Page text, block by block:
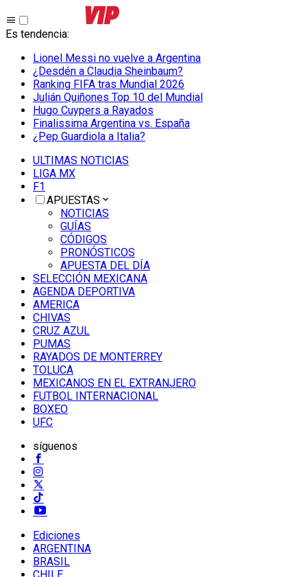
Es tendencia:
Lionel Messi no vuelve a Argentina
¿Desdén a Claudia Sheinbaum?
Ranking FIFA tras Mundial 2026
Julián Quiñones Top 10 del Mundial
Hugo Cuypers a Rayados
Finalissima Argentina vs. España
¿Pep Guardiola a Italia?
ULTIMAS NOTICIAS
LIGA MX
F1
APUESTAS
NOTICIAS
GUÍAS
CÓDIGOS
PRONÓSTICOS
APUESTA DEL DÍA
SELECCIÓN MEXICANA
AGENDA DEPORTIVA
AMERICA
CHIVAS
CRUZ AZUL
PUMAS
RAYADOS DE MONTERREY
TOLUCA
MEXICANOS EN EL EXTRANJERO
FUTBOL INTERNACIONAL
BOXEO
UFC
síguenos
Ediciones
ARGENTINA
BRASIL